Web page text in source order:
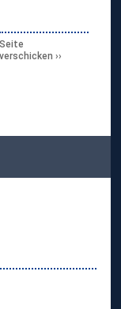
Seite
verschicken